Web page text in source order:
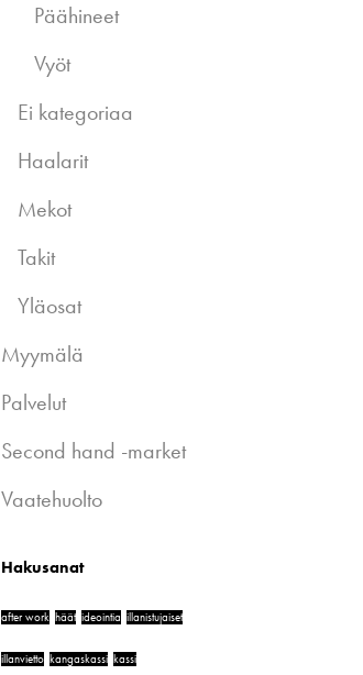
Päähineet
Vyöt
Ei kategoriaa
Haalarit
Mekot
Takit
Yläosat
Myymälä
Palvelut
Second hand -market
Vaatehuolto
Hakusanat
after work häät ideointia illanistujaiset
illanvietto kangaskassi kassi